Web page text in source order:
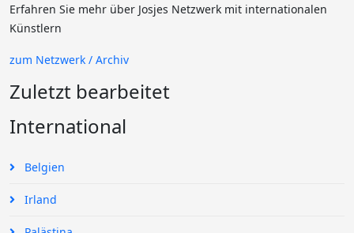
Erfahren Sie mehr über Josjes Netzwerk mit internationalen
Künstlern
zum Netzwerk / Archiv
Zuletzt bearbeitet
International
Belgien
Irland